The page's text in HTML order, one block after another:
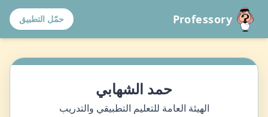
Professory حمّل التطبيق
حمد الشهابي
الهيئة العامة للتعليم التطبيقي والتدريب